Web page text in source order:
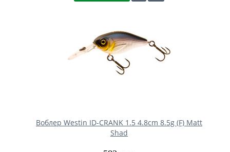
Воблер Westin ID-CRANK 1.5 4.8cm 8.5g (F) Matt
Shad